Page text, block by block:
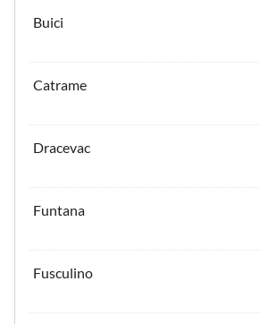
Buici
Catrame
Dracevac
Funtana
Fusculino